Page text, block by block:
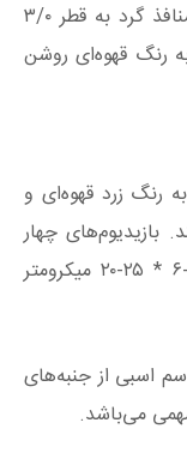
بخش زیرین اندام بارده از مجموعه‌ای از منافذ گرد به قطر ۳/۰
رنگ قهوه‌ای روشن
رنگ زرد قهوه‌ای و
می‌باشند. بازیدیوم‌های چهار
اسپوری با قاعده‌ی متورم و به اندازه‌ی ۹-۶ * ۲۵-۲۰ میکرومتر
سم اسبی از جنبه‌های
می‌باشد.